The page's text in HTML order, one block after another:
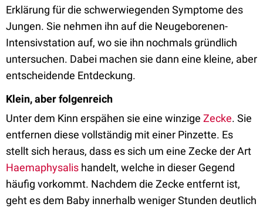
Erklärung für die schwerwiegenden Symptome des
Jungen. Sie nehmen ihn auf die Neugeborenen-
Intensivstation auf, wo sie ihn nochmals gründlich
untersuchen. Dabei machen sie dann eine kleine, aber
entscheidende Entdeckung.
Klein, aber folgenreich
Unter dem Kinn erspähen sie eine winzige Zecke. Sie
entfernen diese vollständig mit einer Pinzette. Es
stellt sich heraus, dass es sich um eine Zecke der Art
Haemaphysalis handelt, welche in dieser Gegend
häufig vorkommt. Nachdem die Zecke entfernt ist,
geht es dem Baby innerhalb weniger Stunden deutlich